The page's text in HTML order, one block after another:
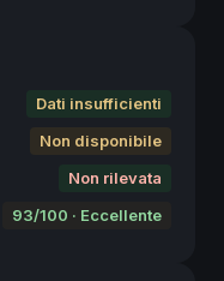
Dati insufficienti
Non disponibile
Non rilevata
93/100 · Eccellente